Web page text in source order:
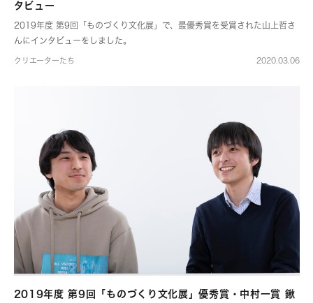
タビュー
2019年度 第9回「ものづくり文化展」で、最優秀賞を受賞された山上哲さ
んにインタビューをしました。
クリエーターたち 2020.03.06
2019年度 第9回「ものづくり文化展」優秀賞・中村一賞 鍬